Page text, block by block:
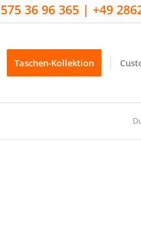
36 96 365 | +49
Taschen-Kollektion